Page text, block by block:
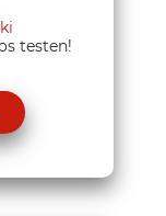
testen!